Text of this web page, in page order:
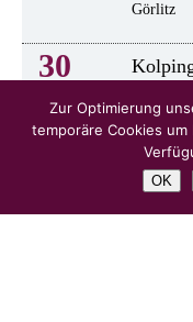
Görlitz
30
alle Veranstaltungen
Zur Optimierung
temporäre Cookies
OK